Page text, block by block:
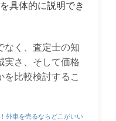
具体的に説明でき
なく、査定士の知
実さ、そして価格
を比較検討するこ
外車を売るならどこがいい